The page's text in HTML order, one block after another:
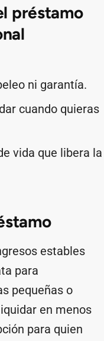
préstamo
ni garantía.
cuando quieras
vida que libera la
estables
para
pequeñas o
en menos
para quien